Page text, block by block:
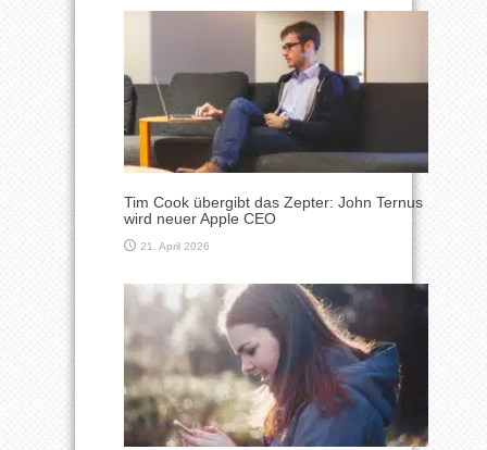
Tim Cook übergibt das Zepter: John Ternus
wird neuer Apple CEO
21. April 2026